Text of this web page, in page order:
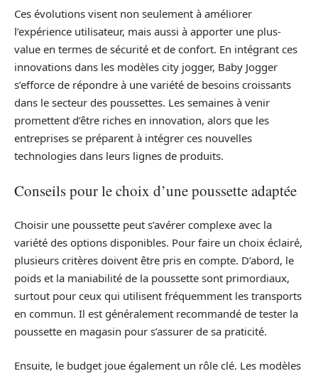
Ces évolutions visent non seulement à améliorer
l’expérience utilisateur, mais aussi à apporter une plus-
value en termes de sécurité et de confort. En intégrant ces
innovations dans les modèles city jogger, Baby Jogger
s’efforce de répondre à une variété de besoins croissants
dans le secteur des poussettes. Les semaines à venir
promettent d’être riches en innovation, alors que les
entreprises se préparent à intégrer ces nouvelles
technologies dans leurs lignes de produits.
Conseils pour le choix d’une poussette adaptée
Choisir une poussette peut s’avérer complexe avec la
variété des options disponibles. Pour faire un choix éclairé,
plusieurs critères doivent être pris en compte. D’abord, le
poids et la maniabilité de la poussette sont primordiaux,
surtout pour ceux qui utilisent fréquemment les transports
en commun. Il est généralement recommandé de tester la
poussette en magasin pour s’assurer de sa praticité.
Ensuite, le budget joue également un rôle clé. Les modèles